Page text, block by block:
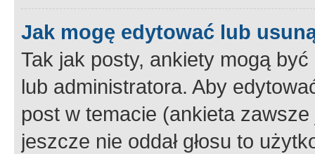
Jak mogę edytować lub
Tak jak posty, ankiety mogą
lub administratora. Aby
post w temacie (ankieta
jeszcze nie oddał głosu to